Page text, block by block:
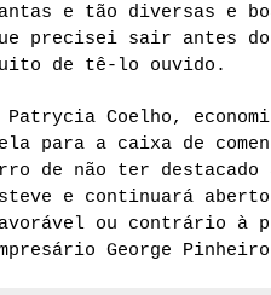
e tão diversas e
precisei sair antes
de tê-lo ouvido.
Patrycia Coelho,
para a caixa de
de não ter
e continuará
ou contrário à
George